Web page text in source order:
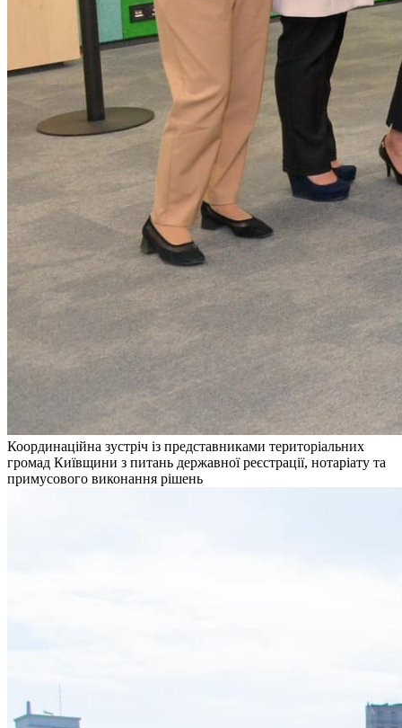
Координаційна зустріч із представниками територіальних
громад Київщини з питань державної реєстрації, нотаріату та
примусового виконання рішень